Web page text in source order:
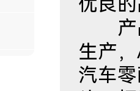
优良
产品
生产
汽车